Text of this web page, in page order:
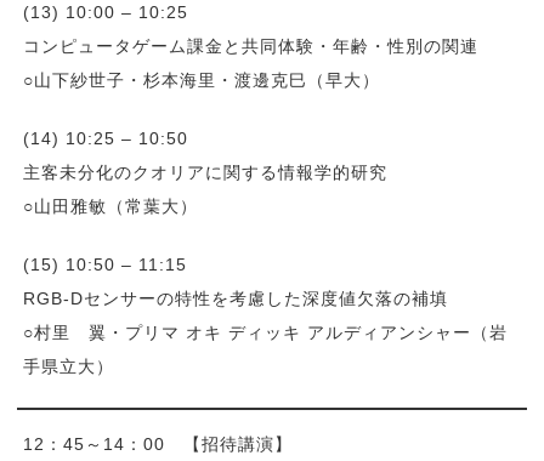
(13) 10:00 – 10:25
コンピュータゲーム課金と共同体験・年齢・性別の関連
○山下紗世子・杉本海里・渡邊克巳（早大）
(14) 10:25 – 10:50
主客未分化のクオリアに関する情報学的研究
○山田雅敏（常葉大）
(15) 10:50 – 11:15
RGB-Dセンサーの特性を考慮した深度値欠落の補填
○村里 翼・プリマ オキ ディッキ アルディアンシャー（岩
手県立大）
12：45～14：00 【招待講演】